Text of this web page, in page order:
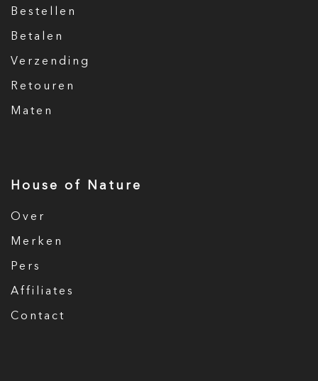
Bestellen
Betalen
Verzending
Retouren
Maten
House of Nature
Over
Merken
Pers
Affiliates
Contact